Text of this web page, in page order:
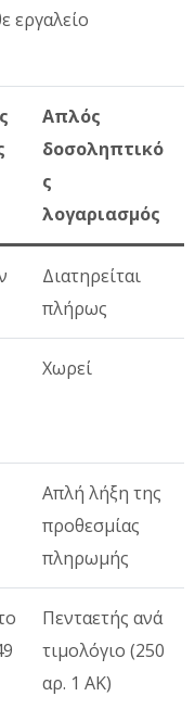
εργαλείο
Απλός
δοσοληπτικό
ς
λογαριασμός
Διατηρείται
πλήρως
Χωρεί
Απλή λήξη της
προθεσμίας
πληρωμής
Πενταετής ανά
τιμολόγιο (250
αρ. 1 ΑΚ)